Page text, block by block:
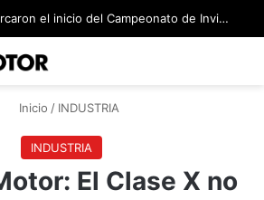
Remontadas marcaron el inicio del Campeonato de Invierno de Kartismo
Inicio / INDUSTRIA
INDUSTRIA
El Clase X no